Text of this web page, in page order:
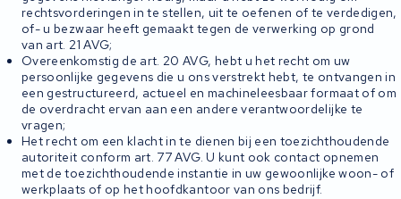
rechtsvorderingen in te stellen, uit te oefenen of te verdedigen,
of- u bezwaar heeft gemaakt tegen de verwerking op grond
van art. 21 AVG;
Overeenkomstig de art. 20 AVG, hebt u het recht om uw
persoonlijke gegevens die u ons verstrekt hebt, te ontvangen in
een gestructureerd, actueel en machineleesbaar formaat of om
de overdracht ervan aan een andere verantwoordelijke te
vragen;
Het recht om een klacht in te dienen bij een toezichthoudende
autoriteit conform art. 77 AVG. U kunt ook contact opnemen
met de toezichthoudende instantie in uw gewoonlijke woon- of
werkplaats of op het hoofdkantoor van ons bedrijf.